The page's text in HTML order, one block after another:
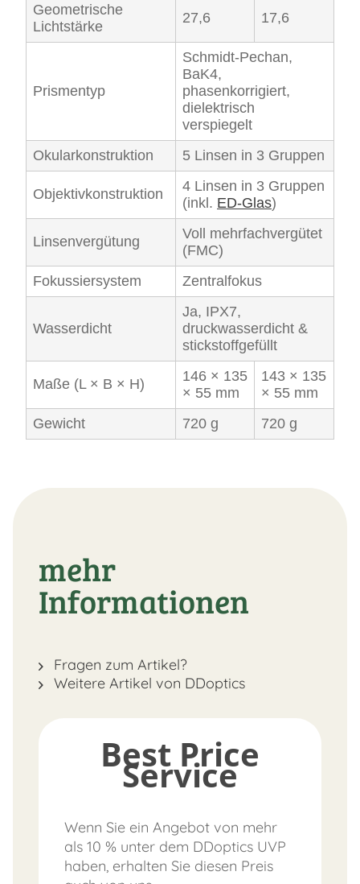
Geometrische
Lichtstärke
27,6 17,6
Prismentyp
Schmidt-Pechan,
BaK4,
phasenkorrigiert,
dielektrisch
verspiegelt
Okularkonstruktion
5 Linsen in 3 Gruppen
Objektivkonstruktion
4 Linsen in 3 Gruppen
(inkl. ED-Glas)
Linsenvergütung
Voll mehrfachvergütet
(FMC)
Fokussiersystem
Zentralfokus
Wasserdicht
Ja, IPX7,
druckwasserdicht &
stickstoffgefüllt
Maße (L × B × H)
146 × 135
× 55 mm
143 × 135
× 55 mm
Gewicht
720 g 720 g
mehr
Informationen
Fragen zum Artikel?
Weitere Artikel von DDoptics
Best Price
Service
Wenn Sie ein Angebot von mehr
als 10 % unter dem DDoptics UVP
haben, erhalten Sie diesen Preis